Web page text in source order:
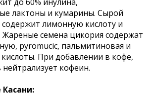
до 60% инулина,
лактоны и кумарины. Сырой
лимонную кислоту и
Жареные семена цикория содержат
pyromucic, пальмитиновая и
При добавлении в кофе,
кофеин.